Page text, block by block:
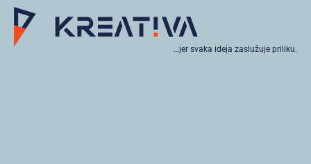
…jer svaka ideja zaslužuje priliku.